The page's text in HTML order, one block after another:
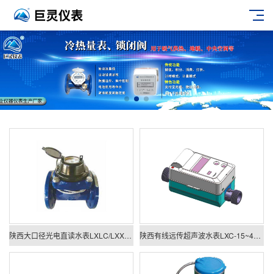
陕西大口径光电直读水表LXLC/LXXG DN50-300mm/ZD 陕西有线远传超声波水表LXC-15~40mm